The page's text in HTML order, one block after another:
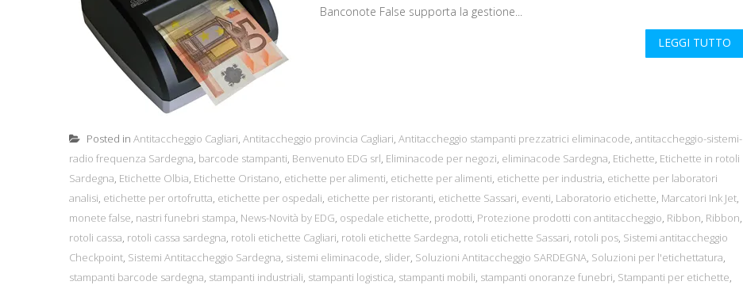
Banconote False supporta la gestione...
LEGGI TUTTO
Posted in Antitaccheggio Cagliari, Antitaccheggio provincia Cagliari, Antitaccheggio stampanti prezzatrici eliminacode, antitaccheggio-sistemi-
radio frequenza Sardegna, barcode stampanti, Benvenuto EDG srl, Eliminacode per negozi, eliminacode Sardegna, Etichette, Etichette in rotoli
Sardegna, Etichette Olbia, Etichette Oristano, etichette per alimenti, etichette per alimenti, etichette per industria, etichette per laboratori
analisi, etichette per ortofrutta, etichette per ospedali, etichette per ristoranti, etichette Sassari, eventi, Laboratorio etichette, Marcatori Ink Jet,
monete false, nastri funebri stampa, News-Novità by EDG, ospedale etichette, prodotti, Protezione prodotti con antitaccheggio, Ribbon, Ribbon,
rotoli cassa, rotoli cassa sardegna, rotoli etichette Cagliari, rotoli etichette Sardegna, rotoli etichette Sassari, rotoli pos, Sistemi antitaccheggio
Checkpoint, Sistemi Antitaccheggio Sardegna, sistemi eliminacode, slider, Soluzioni Antitaccheggio SARDEGNA, Soluzioni per l'etichettatura,
stampanti barcode sardegna, stampanti industriali, stampanti logistica, stampanti mobili, stampanti onoranze funebri, Stampanti per etichette,